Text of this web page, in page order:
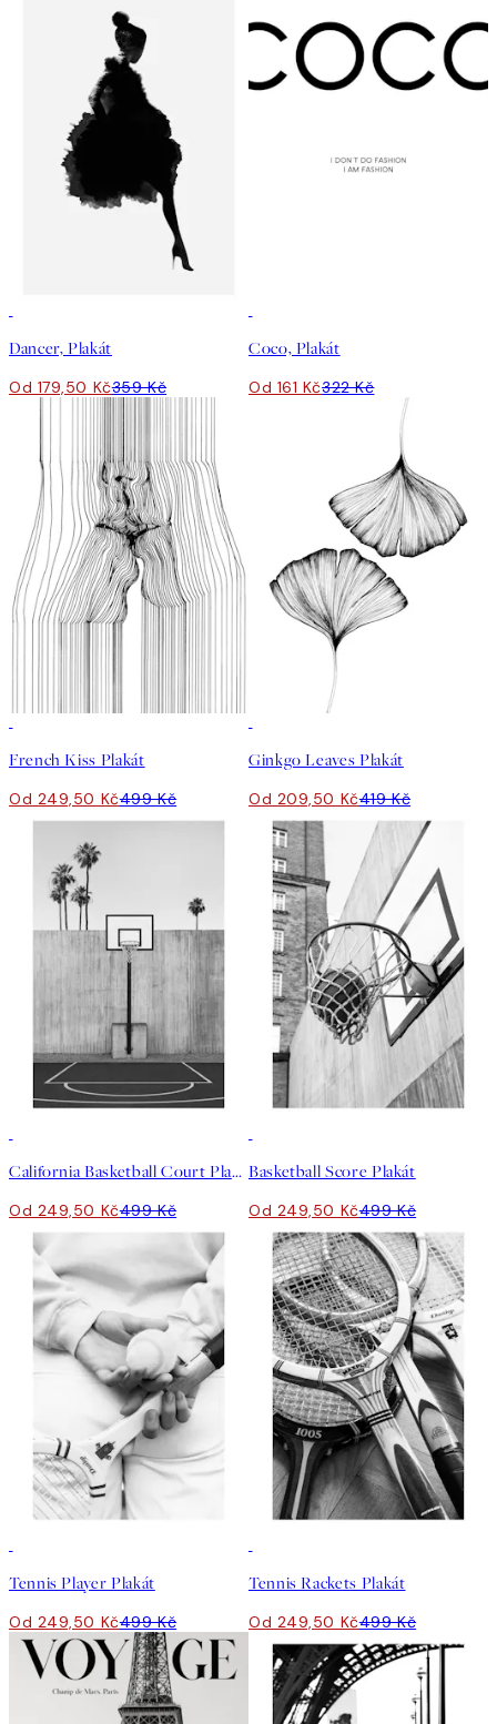
Dancer, Plakát
Od 179,50 Kč359 Kč
Coco, Plakát
Od 161 Kč322 Kč
French Kiss Plakát
Od 249,50 Kč499 Kč
Ginkgo Leaves Plakát
Od 209,50 Kč419 Kč
California Basketball Court Plakát
Od 249,50 Kč499 Kč
Basketball Score Plakát
Od 249,50 Kč499 Kč
Tennis Player Plakát
Od 249,50 Kč499 Kč
Tennis Rackets Plakát
Od 249,50 Kč499 Kč